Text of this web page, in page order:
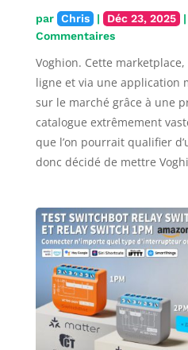
par Chris | Déc 23, 2025 |
Commentaires
Voghion. Cette
ligne et via une application
sur le marché grâce à une
catalogue extrêmement
que l’on pourrait qualifier
donc décidé de mettre